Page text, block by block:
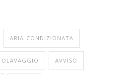
ARIA-CONDIZIONATA
AVVISO